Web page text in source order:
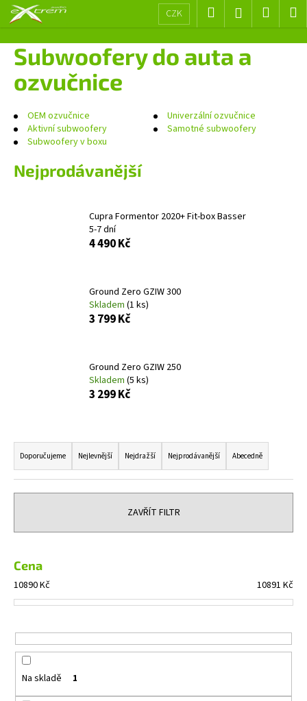
Přejít
CZK Hledat Přihlášení
košík
Subwoofery do auta a
ozvučnice
OEM ozvučnice
Univerzální ozvučnice
Aktivní subwoofery
Samotné subwoofery
Subwoofery v boxu
Nejprodávanější
Cupra Formentor 2020+ Fit-box Basser
5-7 dní
4 490 Kč
Ground Zero GZIW 300
Skladem (1 ks)
3 799 Kč
Ground Zero GZIW 250
Skladem (5 ks)
3 299 Kč
Ř
a
z
e
í
r
o
d
k
t
ů
Doporučujeme Nejlevnější Nejdražší Nejprodávanější Abecedně
ZAVŘÍT FILTR
Cena
10890Kč 10891 Kč
Na skladě 1
š
C
o
p
o
t
ř
e
o
r
u
u
j
m
e